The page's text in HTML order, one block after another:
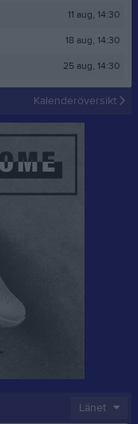
11 aug, 14:30
18 aug, 14:30
25 aug, 14:30
Kalenderöversikt
Länet